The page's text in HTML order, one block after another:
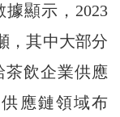
顯示，2023
，其中大部分
茶飲企業供應
應鏈領域布